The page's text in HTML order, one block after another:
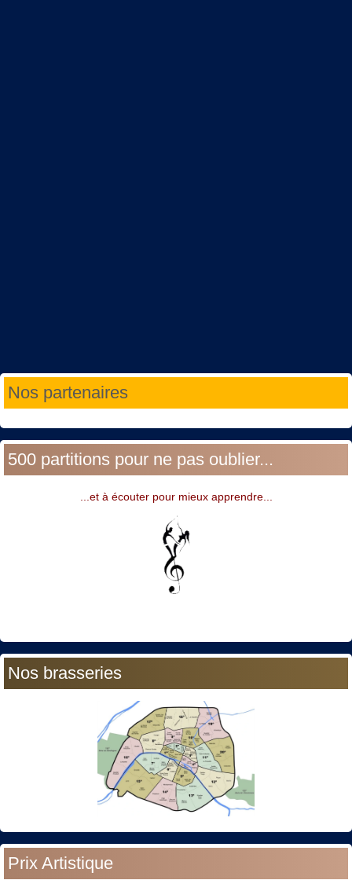
Nos partenaires
500 partitions pour ne pas oublier...
...et à écouter pour mieux apprendre...
Nos brasseries
Prix Artistique
Année
précédente
Mois
précédent
Année
suivante
Mois
suivant